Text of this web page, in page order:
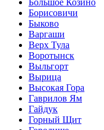
Большое Козино
Борисовичи
Быково
Варгаши
Верх Тула
Воротынск
Выльгорт
Вырица
Высокая Гора
Гаврилов Ям
Гайдук
Горный Щит